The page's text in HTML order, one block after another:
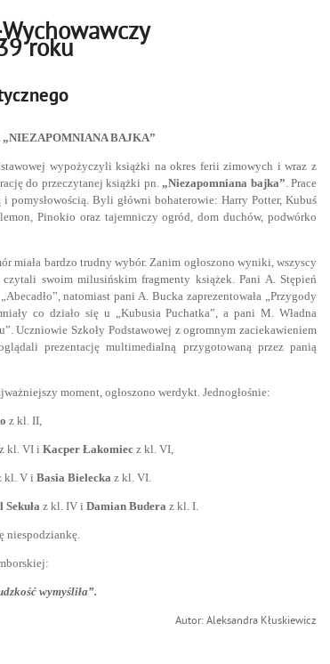
roku
„NIEZAPOMNIANA BAJKA”
wypożyczyli książki na okres ferii zimowych i wraz z
do przeczytanej książki pn.„Niezapomniana bajka”. Prace
pomysłowością. Byli główni bohaterowie: Harry Potter, Kubuś
Pinokio oraz tajemniczy ogród, dom duchów, podwórko
miała bardzo trudny wybór. Zanim ogłoszono wyniki, wszyscy
swoim milusińskim fragmenty książek. Pani A. Stępień
natomiast pani A. Bucka zaprezentowała „Przygody
co działo się u „Kubusia Puchatka”, a pani M. Władna
Uczniowie Szkoły Podstawowej z ogromnym zaciekawieniem
prezentację multimedialną przygotowaną przez panią
moment, ogłoszono werdykt. Jednogłośnie:
z kl. II,
z kl. VI i Kacper Łakomiec z kl. VI,
kl. V i Basia Bielecka z kl. VI.
Sekuła z kl. IV i Damian Budera z kl. I.
niespodziankę.
wymyśliła”.
Autor: Aleksandra Kłuskiewicz